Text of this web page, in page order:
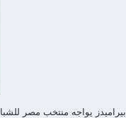
بيراميدز يواجه منتخب مصر